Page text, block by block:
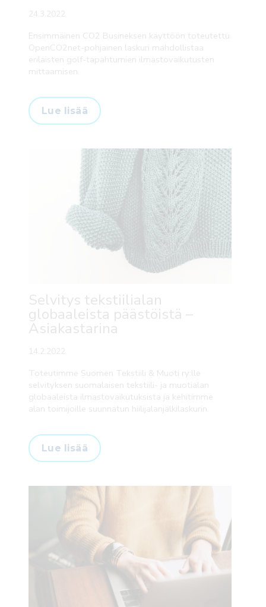
24.3.2022
Ensimmäinen CO2 Busineksen käyttöön toteutettu
OpenCO2net-pohjainen laskuri mahdollistaa
erilaisten golf-tapahtumien ilmastovaikutusten
mittaamisen.
Lue lisää
Selvitys tekstiilialan
globaaleista päästöistä –
Asiakastarina
14.2.2022
Toteutimme Suomen Tekstiili & Muoti ry:lle
selvityksen suomalaisen tekstiili- ja muotialan
globaaleista ilmastovaikutuksista ja kehitimme
alan toimijoille suunnatun hiilijalanjälkilaskurin.
Lue lisää